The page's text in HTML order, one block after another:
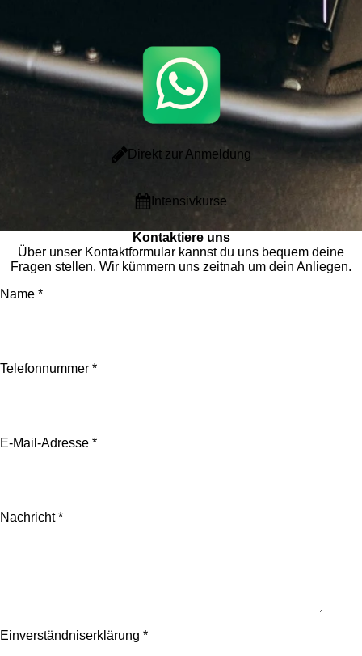
Direkt zur Anmeldung
Intensivkurse
Kontaktiere uns
Über unser Kontaktformular kannst du uns bequem deine
Fragen stellen. Wir kümmern uns zeitnah um dein Anliegen.
Name *
Telefonnummer *
E-Mail-Adresse *
Nachricht *
Einverständniserklärung *